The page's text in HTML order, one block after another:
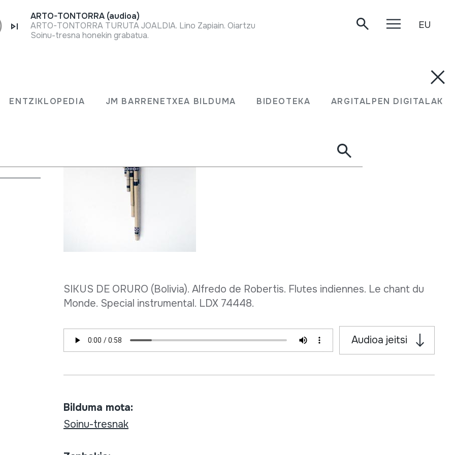
ENTZIKLOPEDIA JM BARRENETXEA BILDUMA BIDEOTEKA ARGITALPEN DIGITALAK
ARTO-TONTORRA (audioa)
ARTO-TONTORRA TURUTA JOALDIA. Lino Zapiain. Oiartzun, 1999.
Soinu-tresna honekin grabatua.
EU
SIKUS DE ORURO (Bolivia). Alfredo de Robertis. Flutes indiennes. Le chant du
Monde. Special instrumental. LDX 74448.
Audioa jeitsi
Bilduma mota:
Soinu-tresnak